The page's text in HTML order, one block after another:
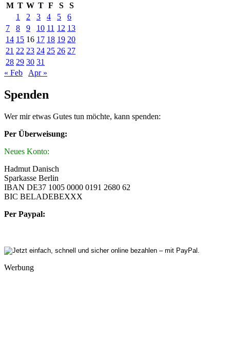
M T W T F S
S
1
2 3 4 5
6
7
8 9 10 11 12 13
14 15 16 17 18 19 20
21 22 23 24 25 26 27
28 29 30 31
« Feb
Apr »
Spenden
Wer mir etwas Gutes tun möchte, kann spenden:
Per Überweisung:
Neues Konto:
Hadmut Danisch
Sparkasse Berlin
IBAN DE37 1005 0000 0191 2680 62
BIC BELADEBEXXX
Per Paypal:
Werbung